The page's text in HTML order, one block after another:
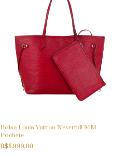
Bolsa Louis Vuitton Neverfull MM
Pochete
R$5.999,00